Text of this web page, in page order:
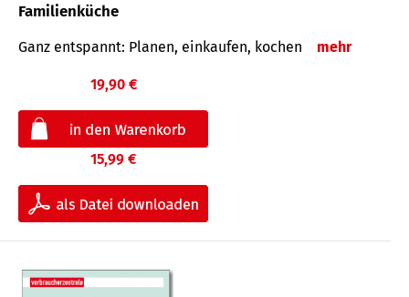
Familienküche
Ganz entspannt: Planen, einkaufen, kochen mehr
19,90 €
15,99 €